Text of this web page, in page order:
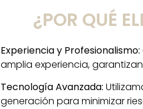
¿POR QUÉ
Experiencia y Profesionalismo:
amplia experiencia,
Tecnología Avanzada:
generación para minimizar